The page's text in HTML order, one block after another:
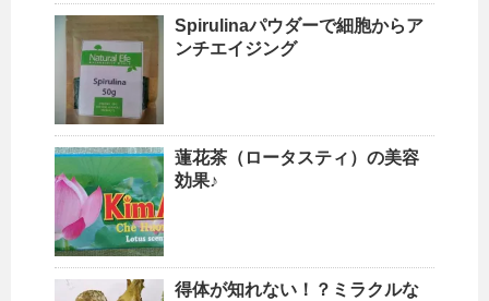
Spirulinaパウダーで細胞からア
ンチエイジング
蓮花茶（ロータスティ）の美容
効果♪
得体が知れない！？ミラクルな